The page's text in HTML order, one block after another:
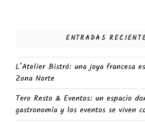
ENTRADAS
L’Atelier Bistró: una joya francesa
Zona Norte
Tero Resto & Eventos: un espacio
gastronomía y los eventos se viven